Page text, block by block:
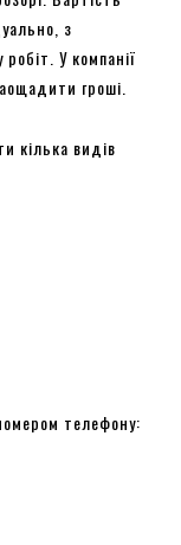
з
У компанії
гроші.
кілька видів
телефону: